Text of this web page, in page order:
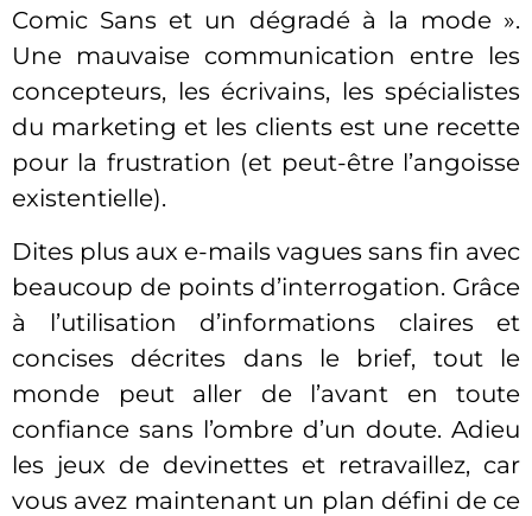
Comic Sans et un dégradé à la mode ».
Une mauvaise communication entre les
concepteurs, les écrivains, les spécialistes
du marketing et les clients est une recette
pour la frustration (et peut-être l’angoisse
existentielle).
Dites plus aux e-mails vagues sans fin avec
beaucoup de points d’interrogation. Grâce
à l’utilisation d’informations claires et
concises décrites dans le brief, tout le
monde peut aller de l’avant en toute
confiance sans l’ombre d’un doute. Adieu
les jeux de devinettes et retravaillez, car
vous avez maintenant un plan défini de ce